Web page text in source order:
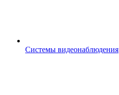
Системы видеонаблюдения